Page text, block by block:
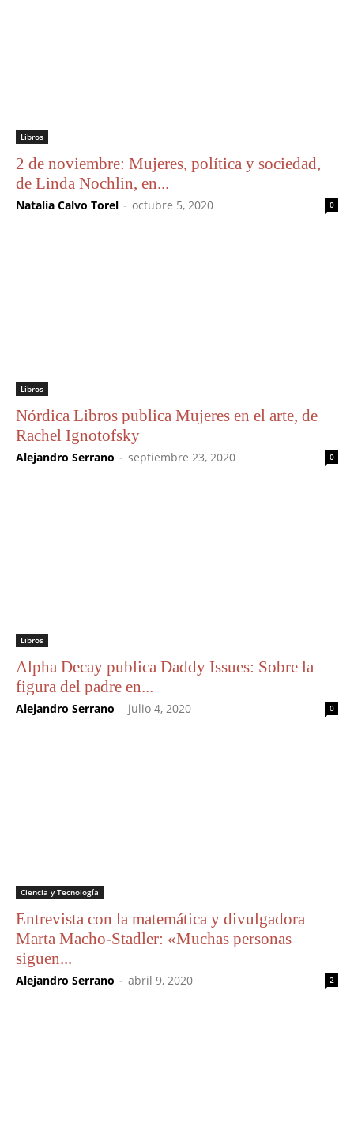
Libros
2 de noviembre: Mujeres, política y sociedad,
de Linda Nochlin, en...
Natalia Calvo Torel - octubre 5, 2020 0
Libros
Nórdica Libros publica Mujeres en el arte, de
Rachel Ignotofsky
Alejandro Serrano - septiembre 23, 2020 0
Libros
Alpha Decay publica Daddy Issues: Sobre la
figura del padre en...
Alejandro Serrano - julio 4, 2020 0
Ciencia y Tecnología
Entrevista con la matemática y divulgadora
Marta Macho-Stadler: «Muchas personas
siguen...
Alejandro Serrano - abril 9, 2020 2